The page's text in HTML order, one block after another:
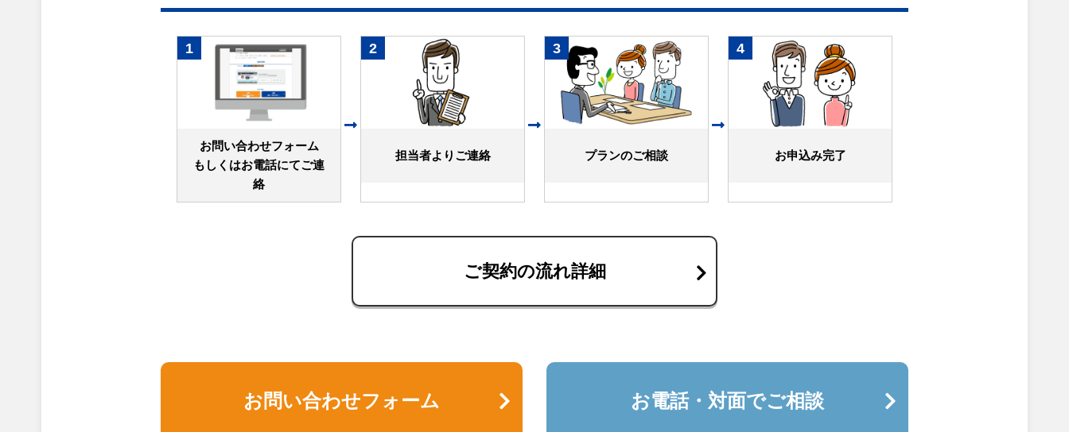
1
お問い合わせフォーム
もしくはお電話にてご連
絡
2
担当者よりご連絡
3
プランのご相談
4
お申込み完了
ご契約の流れ詳細
お問い合わせフォーム お電話・対面でご相談